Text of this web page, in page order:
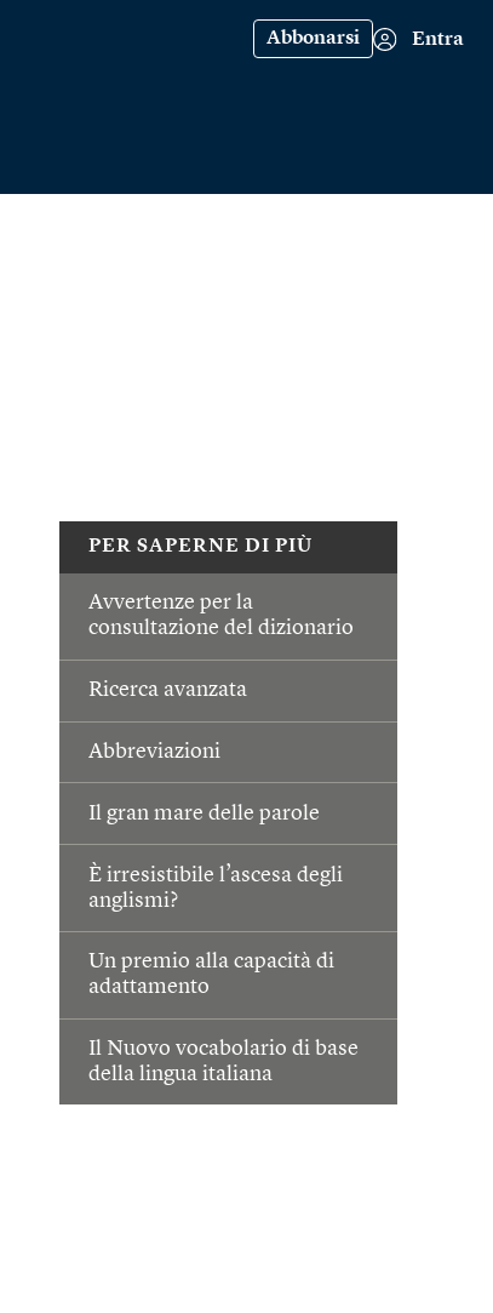
Abbonarsi Entra
PER SAPERNE DI PIÙ
Avvertenze per la
consultazione del dizionario
Ricerca avanzata
Abbreviazioni
Il gran mare delle parole
È irresistibile l’ascesa degli
anglismi?
Un premio alla capacità di
adattamento
Il Nuovo vocabolario di base
della lingua italiana